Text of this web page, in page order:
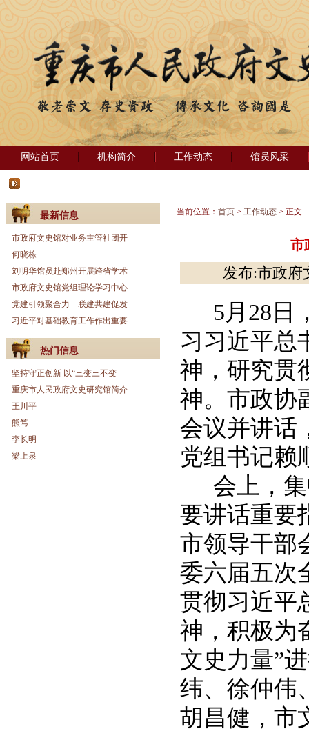
网站首页 机构简介 工作动态 馆员风采
最新信息
市政府文史馆对业务主管社团开
何晓栋
刘明华馆员赴郑州开展跨省学术
市政府文史馆党组理论学习中心
党建引领聚合力 联建共建促发
习近平对基础教育工作作出重要
热门信息
坚持守正创新 以“三变三不变
重庆市人民政府文史研究馆简介
王川平
熊笃
李长明
梁上泉
当前位置： 首页 > 工作动态 > 正文
市
发布:市政
5月 28 日
习习近平总
神，研究贯
神。市政协
会议并讲话
党组书记赖
会上，
要讲话重要
市领导干部
委六届五次
贯彻习近平
神，积极为
文史力量”
纬、徐仲伟
胡昌健，市